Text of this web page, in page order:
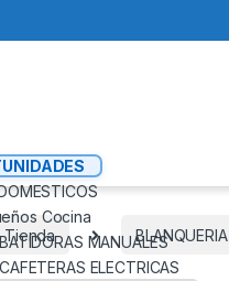
Cocina
BATIDORAS MANUALES
CAFETERAS ELECTRICAS
Tienda BLANQUERIA